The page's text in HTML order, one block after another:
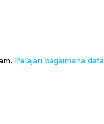
Pelajari bagaimana data